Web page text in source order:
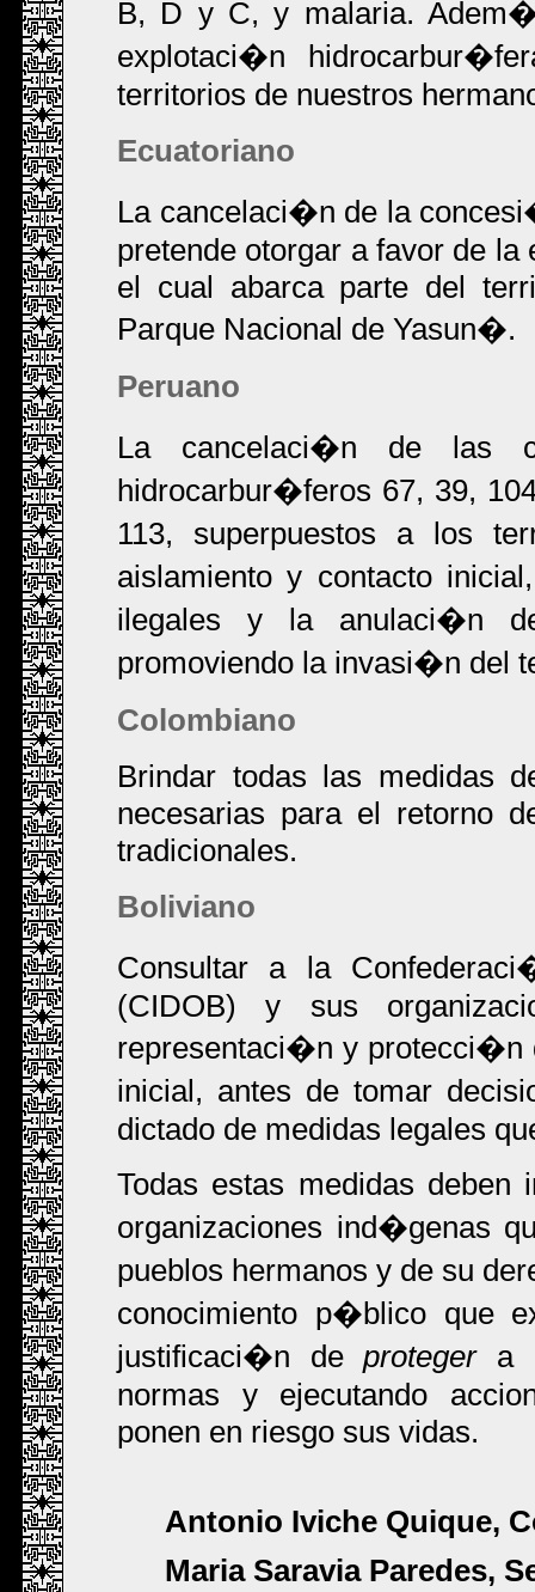
B, D y C, y malaria.
explotaci�n
territorios de nuestros
Ecuatoriano
La cancelaci�n de la
pretende otorgar a favor de
el cual abarca parte del
Parque Nacional de Yasun�.
Peruano
La cancelaci�n de las
hidrocarbur�feros 67, 39,
113, superpuestos a los
aislamiento y contacto
ilegales y la anulaci�n
promoviendo la invasi�n del
Colombiano
Brindar todas las medidas
necesarias para el retorno
tradicionales.
Boliviano
Consultar a la
(CIDOB) y sus
representaci�n y protecci�n
inicial, antes de tomar
dictado de medidas legales
Todas estas medidas
organizaciones ind�genas
pueblos hermanos y de su
conocimiento p�blico que
justificaci�n deprotegera
normas y ejecutando
ponen en riesgo sus vidas.
Antonio Iviche Quique,
Maria Saravia Paredes,